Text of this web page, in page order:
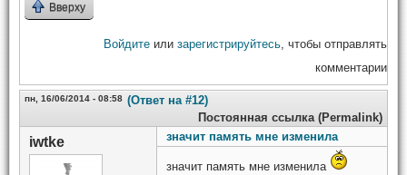
Вверху
Войдите или зарегистрируйтесь, чтобы отправлять
комментарии
пн, 16/06/2014 - 08:58 (Ответ на #12)
Постоянная ссылка (Permalink)
iwtke значит память мне изменила
значит память мне изменила